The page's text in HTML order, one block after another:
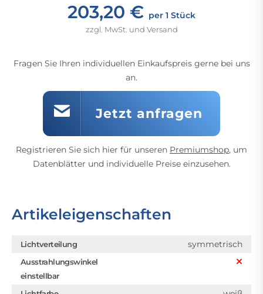
203,20 € per 1 Stück
zzgl. MwSt. und Versand
Fragen Sie Ihren individuellen Einkaufspreis gerne bei uns
an.
Jetzt anfragen
Registrieren Sie sich hier für unseren Premiumshop, um
Datenblätter und individuelle Preise einzusehen.
Artikeleigenschaften
Lichtverteilung symmetrisch
Ausstrahlungswinkel
einstellbar